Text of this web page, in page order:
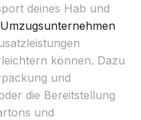
deines Hab und
Umzugsunternehmen
können. Dazu
und
die Bereitstellung
und